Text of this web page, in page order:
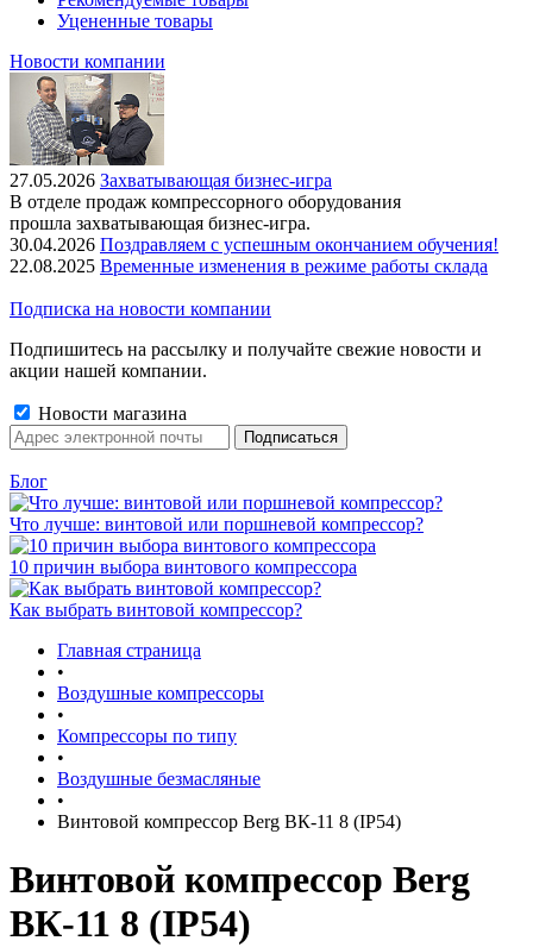
Уцененные товары
Новости компании
27.05.2026 Захватывающая бизнес-игра
В отделе продаж компрессорного оборудования
прошла захватывающая бизнес-игра.
30.04.2026 Поздравляем с успешным окончанием обучения!
22.08.2025 Временные изменения в режиме работы склада
Подписка на новости компании
Подпишитесь на рассылку и получайте свежие новости и
акции нашей компании.
Новости магазина
Блог
Что лучше: винтовой или поршневой компрессор?
10 причин выбора винтового компрессора
Как выбрать винтовой компрессор?
Главная страница
•
Воздушные компрессоры
•
Компрессоры по типу
•
Воздушные безмасляные
•
Винтовой компрессор Berg ВК-11 8 (IP54)
Винтовой компрессор Berg
ВК-11 8 (IP54)